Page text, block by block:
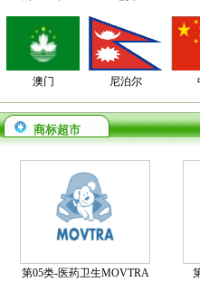
澳门 尼泊尔
商标超市
第05类-医药卫生MOVTRA